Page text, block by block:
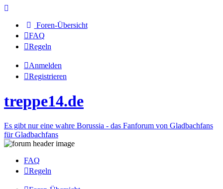
Foren-Übersicht
FAQ
Regeln
Anmelden
Registrieren
treppe14.de
Es gibt nur eine wahre Borussia - das Fanforum von Gladbachfans
für Gladbachfans
FAQ
Regeln